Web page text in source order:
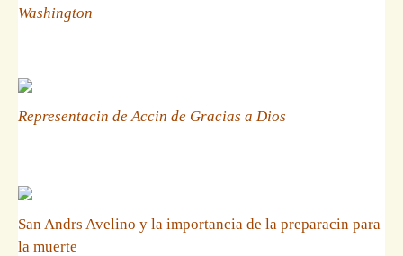
Washington
Representacin de Accin de Gracias a Dios
San Andrs Avelino y la importancia de la preparacin para
la muerte